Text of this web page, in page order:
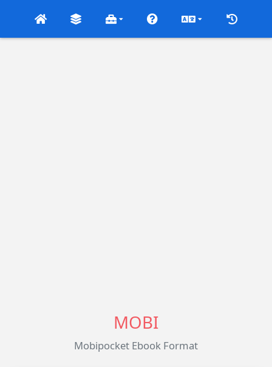
MOBI
Mobipocket Ebook Format